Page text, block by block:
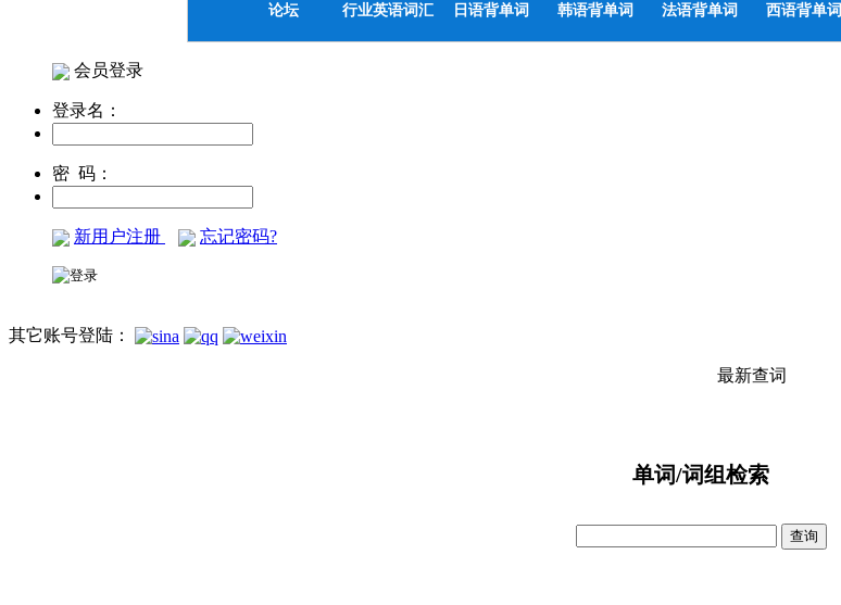
论坛
行业英语词汇 日语背单词 韩语背单词 法语背单词 西语背单词
会员登录
登录名：
密 码：
新用户注册 忘记密码?
其它账号登陆：
最新查词
单词/词组检索